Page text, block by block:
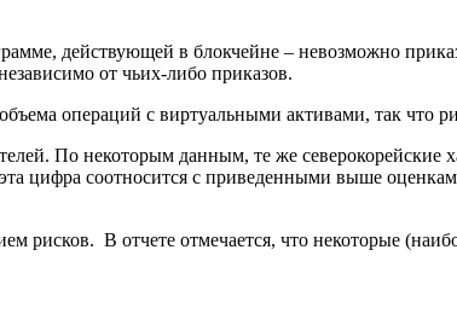
действующей в блокчейне – невозможно
от чьих-либо приказов.
операций с виртуальными активами, так что
По некоторым данным, те же северокорейские
цифра соотносится с приведенными выше
В отчете отмечается, что некоторые